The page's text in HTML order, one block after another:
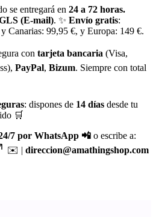
se entregará en 24 a 72 horas.
(E-mail). ✨ Envío gratis:
Canarias: 99,95 €, y Europa: 149 €.
con tarjeta bancaria (Visa,
PayPal, Bizum. Siempre con total
: dispones de 14 días desde tu
🛒
7 por WhatsApp 📲 o escribe a:
✉️ | direccion@amathingshop.com